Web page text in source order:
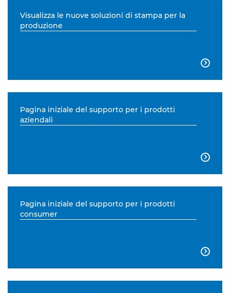
Visualizza le nuove soluzioni di stampa per la
produzione

Pagina iniziale del supporto per i prodotti
aziendali

Pagina iniziale del supporto per i prodotti
consumer
